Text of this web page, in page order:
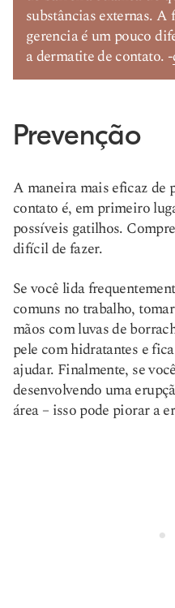
substâncias externas.
gerencia é um pouco
a dermatite de contato. -
Prevenção
A maneira mais eficaz de
contato é, em primeiro
possíveis gatilhos.
difícil de fazer.
Se você lida
comuns no trabalho,
mãos com luvas de
pele com hidratantes e
ajudar. Finalmente, se
desenvolvendo uma
área – isso pode piorar a